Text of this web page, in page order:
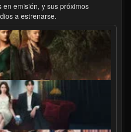
en emisión, y sus próximos
a estrenarse.